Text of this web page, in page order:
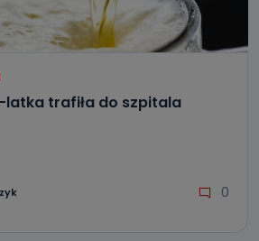
latka trafiła do szpitala
0